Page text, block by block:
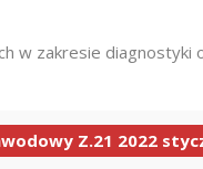
w zakresie
Z.21 2022